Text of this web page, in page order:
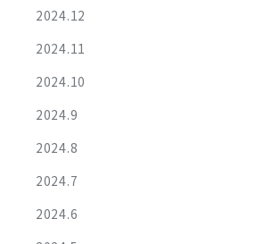
2024.12
2024.11
2024.10
2024.9
2024.8
2024.7
2024.6